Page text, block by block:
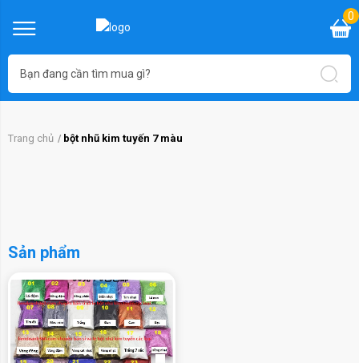
0
Trang chủ bột nhũ kim tuyến 7 màu
Sản phẩm